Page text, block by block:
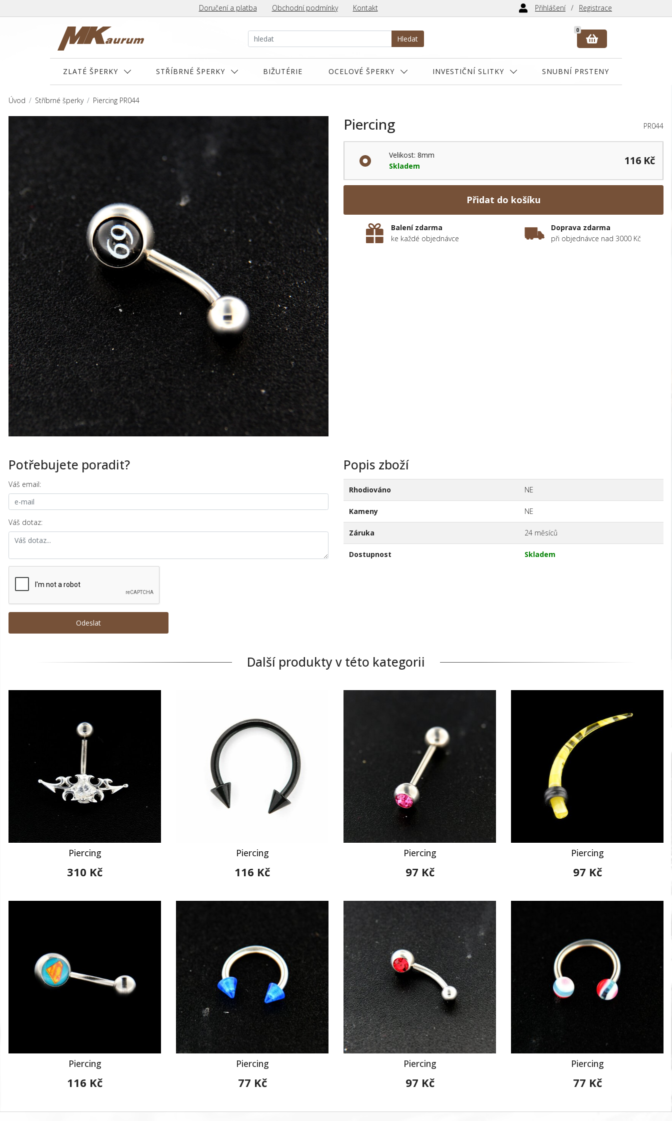
Doručení a platba Obchodní podmínky Kontakt Přihlášení Registrace
Hledat
0
ZLATÉ ŠPERKY STŘÍBRNÉ ŠPERKY BIŽUTÉRIE OCELOVÉ ŠPERKY INVESTIČNÍ SLITKY SNUBNÍ PRSTENY
Úvod Stříbrné šperky Piercing PR044
Piercing PR044
Velikost: 8mm
Skladem
116 Kč
Přidat do košíku
Balení zdarma
ke každé objednávce
Doprava zdarma
při objednávce nad 3000 Kč
Popis zboží
Rhodiováno NE
Kameny NE
Záruka 24 měsíců
Dostupnost Skladem
Potřebujete poradit?
Váš email:
Váš dotaz:
Další produkty v této kategorii
Piercing
310 Kč
Piercing
116 Kč
Piercing
97 Kč
Piercing
97 Kč
Piercing
116 Kč
Piercing
77 Kč
Piercing
97 Kč
Piercing
77 Kč